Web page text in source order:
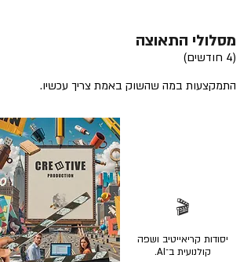
מסלולי התאוצה
(4 חודשים)
התמקצעות במה שהשוק באמת צריך עכשיו.
🎬
יסודות קריאייטיב ושפה
קולנועית ב־AI.